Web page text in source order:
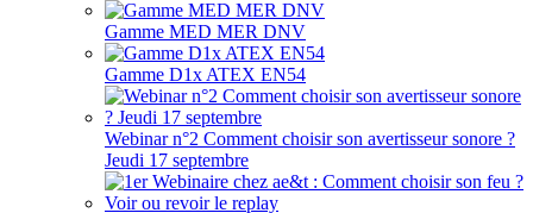
Gamme MED MER DNV
Gamme D1x ATEX EN54
Webinar n°2 Comment choisir son avertisseur sonore ?
Jeudi 17 septembre